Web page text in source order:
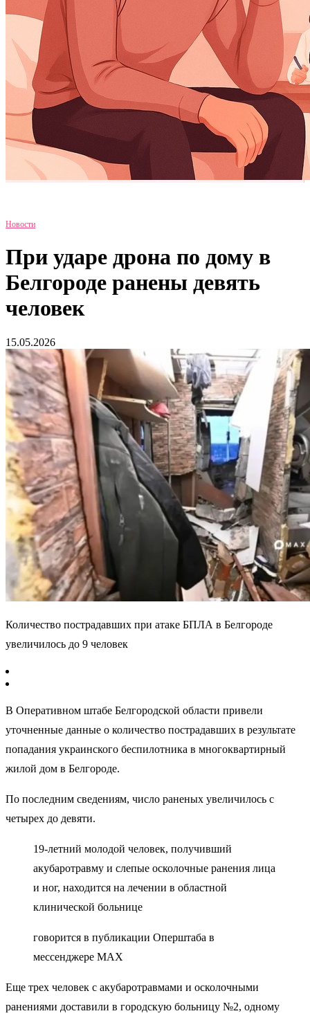
Новости
При ударе дрона по дому в
Белгороде ранены девять
человек
15.05.2026
Количество пострадавших при атаке БПЛА в Белгороде
увеличилось до 9 человек
В Оперативном штабе Белгородской области привели
уточненные данные о количество пострадавших в результате
попадания украинского беспилотника в многоквартирный
жилой дом в Белгороде.
По последним сведениям, число раненых увеличилось с
четырех до девяти.
19-летний молодой человек, получивший
акубаротравму и слепые осколочные ранения лица
и ног, находится на лечении в областной
клинической больнице
говорится в публикации Оперштаба в
мессенджере MAX
Еще трех человек с акубаротравмами и осколочными
ранениями доставили в городскую больницу №2, одному